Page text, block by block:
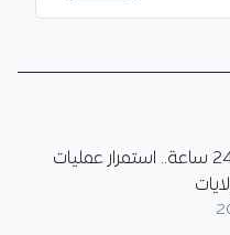
56 حريقاً خلال 24 ساعة.. استمرار عمليات